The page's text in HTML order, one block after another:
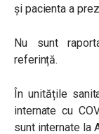
şi pacienta a
Nu sunt
referință.
În unitățile
internate cu
sunt internate la